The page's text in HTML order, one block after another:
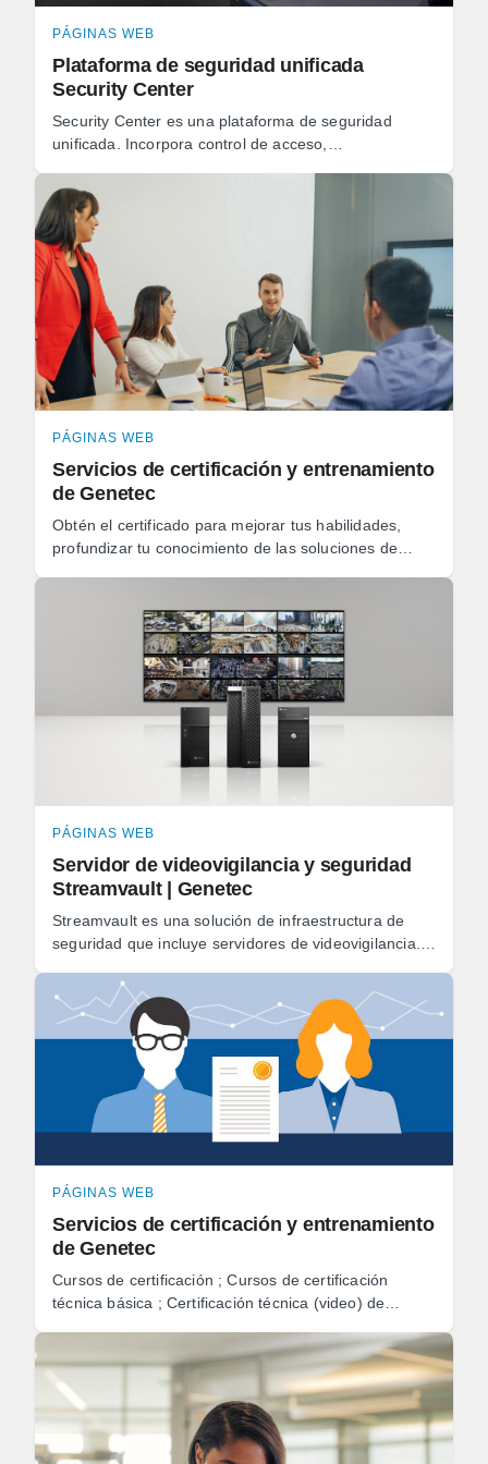
PÁGINAS WEB
Plataforma de seguridad unificada
Security Center
Security Center es una plataforma de seguridad
unificada. Incorpora control de acceso,
(LPR), ...
PÁGINAS WEB
Servicios de certificación y entrenamiento
de Genetec
Obtén el certificado para mejorar tus habilidades,
profundizar tu conocimiento de las soluciones de
PÁGINAS WEB
Servidor de videovigilancia y seguridad
Streamvault | Genetec
Streamvault es una solución de infraestructura de
seguridad que incluye servidores de videovigilancia.
PÁGINAS WEB
Servicios de certificación y entrenamiento
de Genetec
Cursos de certificación ; Cursos de certificación
técnica básica ; Certificación técnica (video) de